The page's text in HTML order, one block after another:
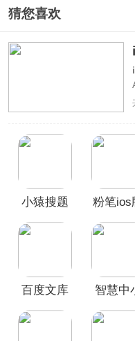
猜您喜欢
小猿搜题
粉笔ios
百度文库
智慧中